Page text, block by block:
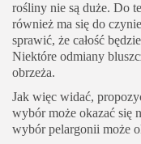
rośliny nie są duże. Do
również ma się do
sprawić, że całość
Niektóre odmiany
obrzeża.
Jak więc widać,
wybór może okazać się
wybór pelargonii może